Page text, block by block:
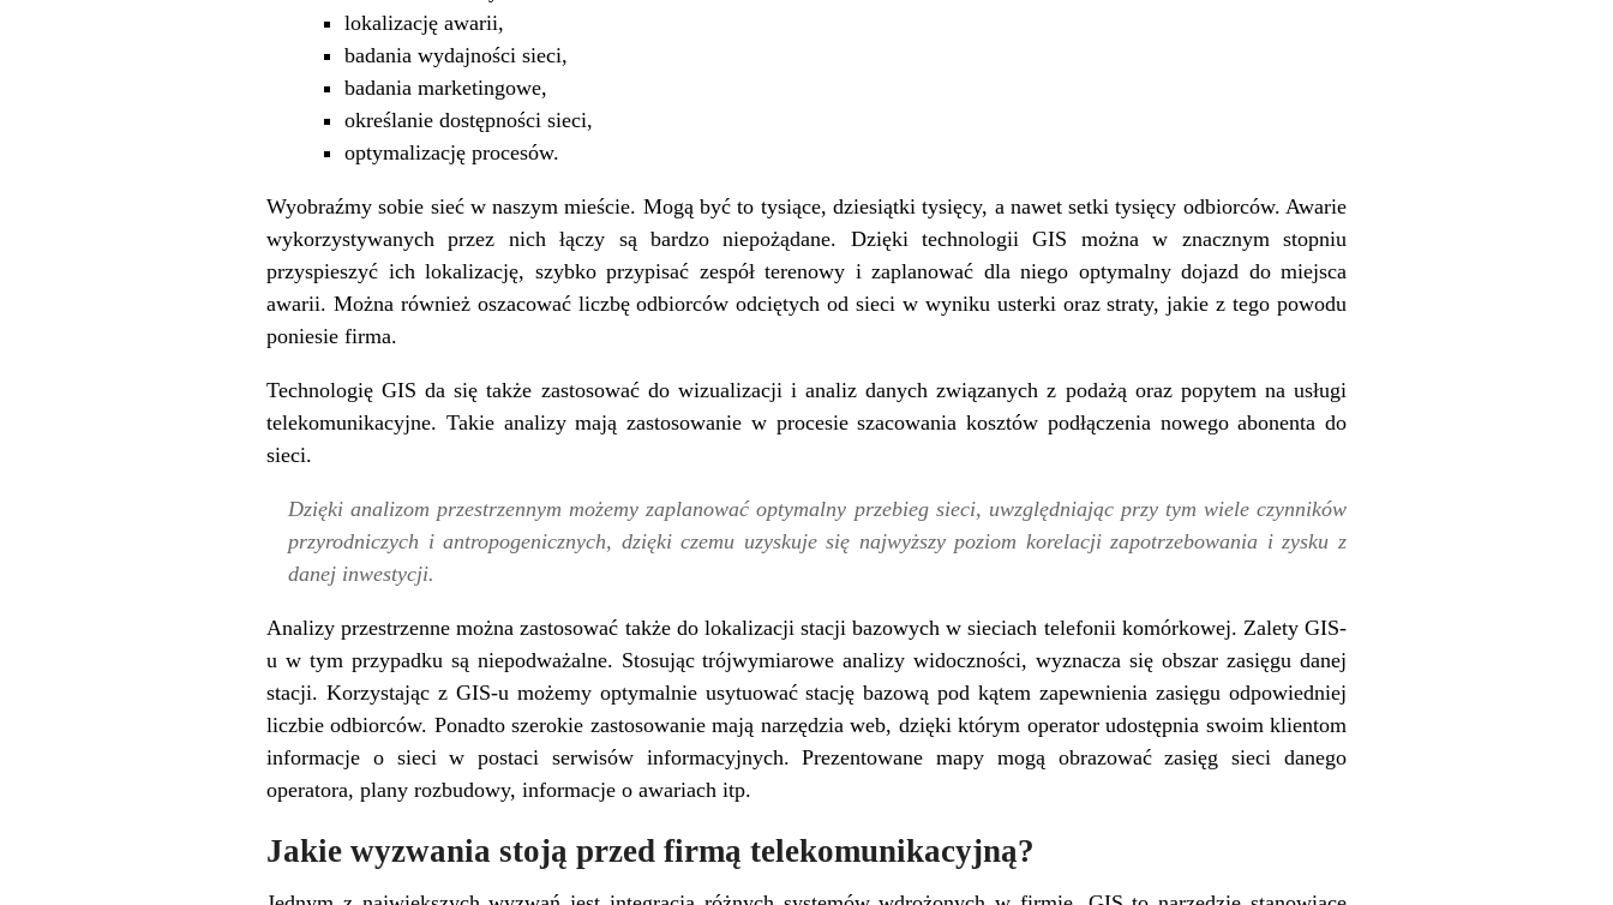
lokalizację awarii,
badania wydajności sieci,
badania marketingowe,
określanie dostępności sieci,
optymalizację procesów.
Wyobraźmy sobie sieć w naszym mieście. Mogą być to tysiące, dziesiątki tysięcy, a nawet setki tysięcy odbiorców. Awarie
wykorzystywanych przez nich łączy są bardzo niepożądane. Dzięki technologii GIS można w znacznym stopniu
przyspieszyć ich lokalizację, szybko przypisać zespół terenowy i zaplanować dla niego optymalny dojazd do miejsca
awarii. Można również oszacować liczbę odbiorców odciętych od sieci w wyniku usterki oraz straty, jakie z tego powodu
poniesie firma.
Technologię GIS da się także zastosować do wizualizacji i analiz danych związanych z podażą oraz popytem na usługi
telekomunikacyjne. Takie analizy mają zastosowanie w procesie szacowania kosztów podłączenia nowego abonenta do
sieci.
Dzięki analizom przestrzennym możemy zaplanować optymalny przebieg sieci, uwzględniając przy tym wiele czynników
przyrodniczych i antropogenicznych, dzięki czemu uzyskuje się najwyższy poziom korelacji zapotrzebowania i zysku z
danej inwestycji.
Analizy przestrzenne można zastosować także do lokalizacji stacji bazowych w sieciach telefonii komórkowej. Zalety GIS-
u w tym przypadku są niepodważalne. Stosując trójwymiarowe analizy widoczności, wyznacza się obszar zasięgu danej
stacji. Korzystając z GIS-u możemy optymalnie usytuować stację bazową pod kątem zapewnienia zasięgu odpowiedniej
liczbie odbiorców. Ponadto szerokie zastosowanie mają narzędzia web, dzięki którym operator udostępnia swoim klientom
informacje o sieci w postaci serwisów informacyjnych. Prezentowane mapy mogą obrazować zasięg sieci danego
operatora, plany rozbudowy, informacje o awariach itp.
Jakie wyzwania stoją przed firmą telekomunikacyjną?